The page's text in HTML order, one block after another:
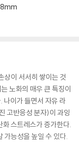
상이 서서히 쌓이는 것
노화의 매우 큰 특징이
이가 들면서 자유 라
고반응성 분자)이 과잉
스트레스가 증가한다.
가능성을 높일 수 있다.